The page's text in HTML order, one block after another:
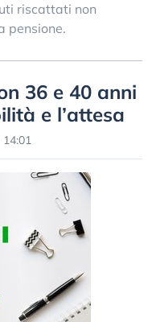
riscattati non
pensione.
36 e 40 anni
e l’attesa